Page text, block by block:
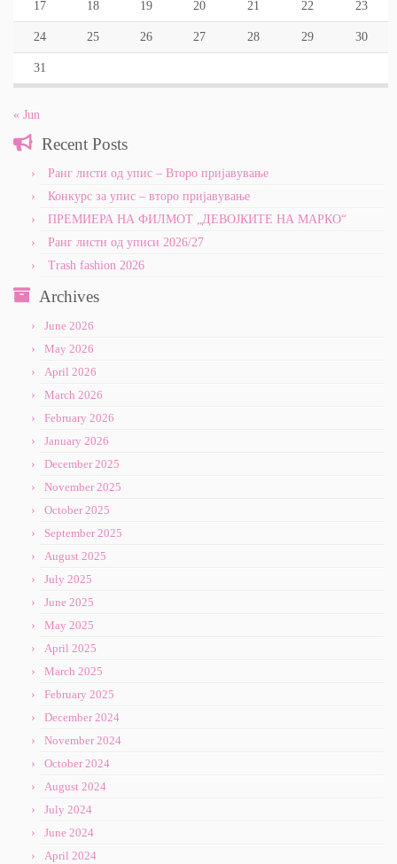
17 18 19 20 21 22 23
24 25 26 27 28 29 30
31
« Jun
Recent Posts
Ранг листи од упис – Второ пријавување
Конкурс за упис – второ пријавување
ПРЕМИЕРА НА ФИЛМОТ „ДЕВОЈКИТЕ НА МАРКО“
Ранг листи од уписи 2026/27
Trash fashion 2026
Archives
June 2026
May 2026
April 2026
March 2026
February 2026
January 2026
December 2025
November 2025
October 2025
September 2025
August 2025
July 2025
June 2025
May 2025
April 2025
March 2025
February 2025
December 2024
November 2024
October 2024
August 2024
July 2024
June 2024
April 2024